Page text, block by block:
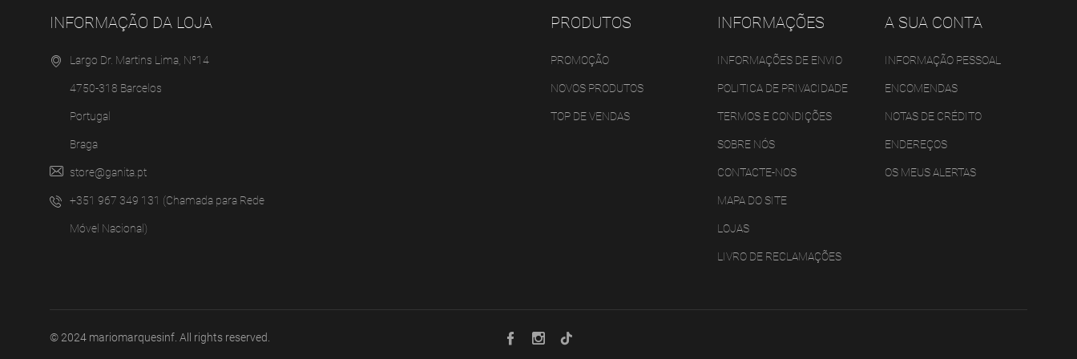
INFORMAÇÃO DA LOJA
Largo Dr. Martins Lima, Nº14
4750-318 Barcelos
Portugal
Braga
store@ganita.pt
+351 967 349 131 (Chamada para Rede
Móvel Nacional)
PRODUTOS
PROMOÇÃO
NOVOS PRODUTOS
TOP DE VENDAS
INFORMAÇÕES
INFORMAÇÕES DE ENVIO
POLITICA DE PRIVACIDADE
TERMOS E CONDIÇÕES
SOBRE NÓS
CONTACTE-NOS
MAPA DO SITE
LOJAS
LIVRO DE RECLAMAÇÕES
A SUA CONTA
INFORMAÇÃO PESSOAL
ENCOMENDAS
NOTAS DE CRÉDITO
ENDEREÇOS
OS MEUS ALERTAS
© 2024 mariomarquesinf. All rights reserved.